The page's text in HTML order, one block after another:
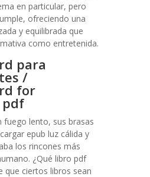
en particular, pero
ofreciendo una
y equilibrada que
como entretenida.
para
/
for
pdf
fuego lento, sus brasas
epub luz cálida y
los rincones más
¿Qué libro pdf
que ciertos libros sean